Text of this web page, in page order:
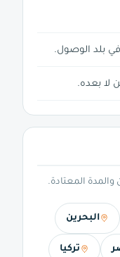
بلد الوصول.
لا بعده.
المعتادة.
البحرين
تركيا